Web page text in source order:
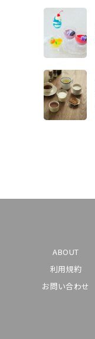
ABOUT
利用規約
お問い合わせ